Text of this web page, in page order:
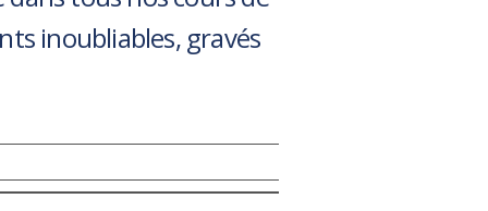
inoubliables, gravés